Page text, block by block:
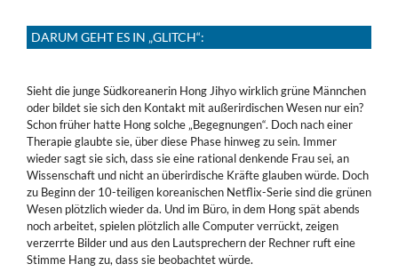
DARUM GEHT ES IN „GLITCH“:
Sieht die junge Südkoreanerin Hong Jihyo wirklich grüne Männchen
oder bildet sie sich den Kontakt mit außerirdischen Wesen nur ein?
Schon früher hatte Hong solche „Begegnungen“. Doch nach einer
Therapie glaubte sie, über diese Phase hinweg zu sein. Immer
wieder sagt sie sich, dass sie eine rational denkende Frau sei, an
Wissenschaft und nicht an überirdische Kräfte glauben würde. Doch
zu Beginn der 10-teiligen koreanischen Netflix-Serie sind die grünen
Wesen plötzlich wieder da. Und im Büro, in dem Hong spät abends
noch arbeitet, spielen plötzlich alle Computer verrückt, zeigen
verzerrte Bilder und aus den Lautsprechern der Rechner ruft eine
Stimme Hang zu, dass sie beobachtet würde.